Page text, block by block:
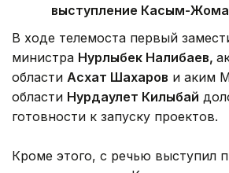
выступление Касым-
В ходе телемоста первый
министра Нурлыбек Налибаев,
области Асхат Шахаров и аким
области Нурдаулет Килыбай
готовности к запуску проектов.
Кроме этого, с речью выступил